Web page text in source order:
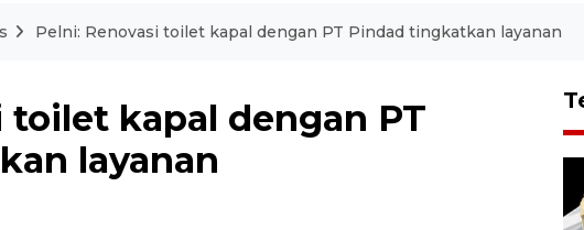
Pelni: Renovasi toilet kapal dengan PT Pindad tingkatkan layanan
toilet kapal dengan PT
layanan